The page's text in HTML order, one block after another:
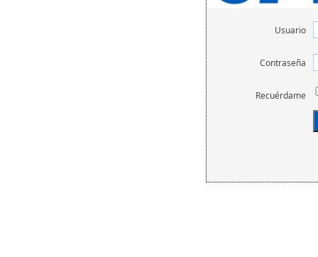
Usuario
Contraseña
Recuérdame